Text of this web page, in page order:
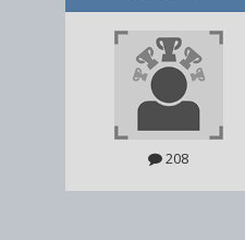
208